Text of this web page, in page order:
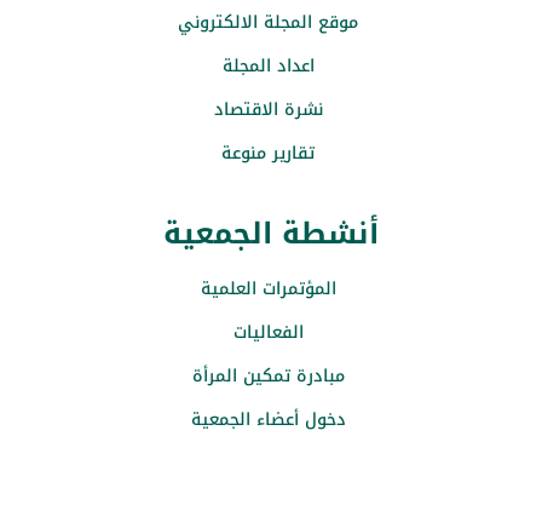
موقع المجلة الالكتروني
اعداد المجلة
نشرة الاقتصاد
تقارير منوعة
أنشطة الجمعية
المؤتمرات العلمية
الفعاليات
مبادرة تمكين المرأة
دخول أعضاء الجمعية